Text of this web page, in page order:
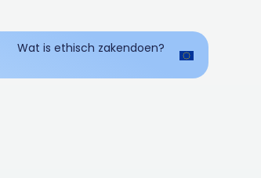
Wat is ethisch zakendoen?